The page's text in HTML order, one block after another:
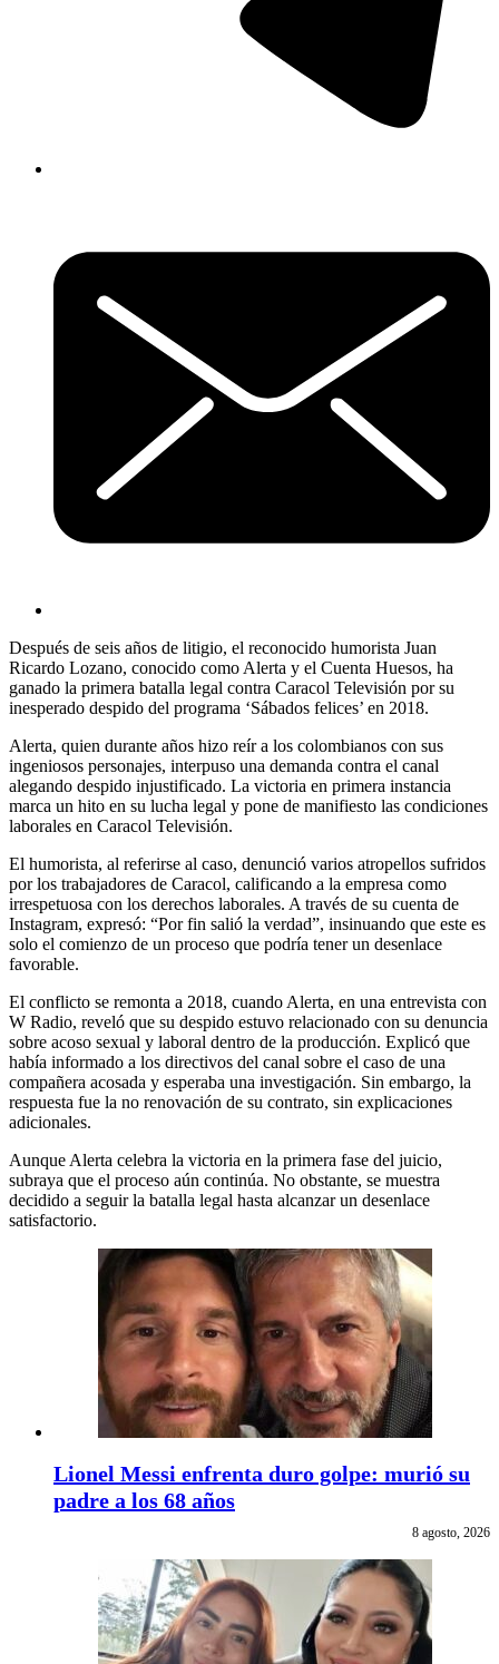
Después de seis años de litigio, el reconocido humorista Juan
Ricardo Lozano, conocido como Alerta y el Cuenta Huesos, ha
ganado la primera batalla legal contra Caracol Televisión por su
inesperado despido del programa ‘Sábados felices’ en 2018.
Alerta, quien durante años hizo reír a los colombianos con sus
ingeniosos personajes, interpuso una demanda contra el canal
alegando despido injustificado. La victoria en primera instancia
marca un hito en su lucha legal y pone de manifiesto las condiciones
laborales en Caracol Televisión.
El humorista, al referirse al caso, denunció varios atropellos sufridos
por los trabajadores de Caracol, calificando a la empresa como
irrespetuosa con los derechos laborales. A través de su cuenta de
Instagram, expresó: “Por fin salió la verdad”, insinuando que este es
solo el comienzo de un proceso que podría tener un desenlace
favorable.
El conflicto se remonta a 2018, cuando Alerta, en una entrevista con
W Radio, reveló que su despido estuvo relacionado con su denuncia
sobre acoso sexual y laboral dentro de la producción. Explicó que
había informado a los directivos del canal sobre el caso de una
compañera acosada y esperaba una investigación. Sin embargo, la
respuesta fue la no renovación de su contrato, sin explicaciones
adicionales.
Aunque Alerta celebra la victoria en la primera fase del juicio,
subraya que el proceso aún continúa. No obstante, se muestra
decidido a seguir la batalla legal hasta alcanzar un desenlace
satisfactorio.
Lionel Messi enfrenta duro golpe: murió su
padre a los 68 años
8 agosto, 2026